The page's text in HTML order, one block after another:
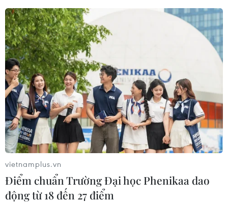
Doanh nghiệp áp dụng khuyến mãi thu hút người mua. (Ảnh:
Thanh Tâm/Vietnam+)
vietnamplus.vn
Điểm chuẩn Trường Đại học Phenikaa dao
động từ 18 đến 27 điểm